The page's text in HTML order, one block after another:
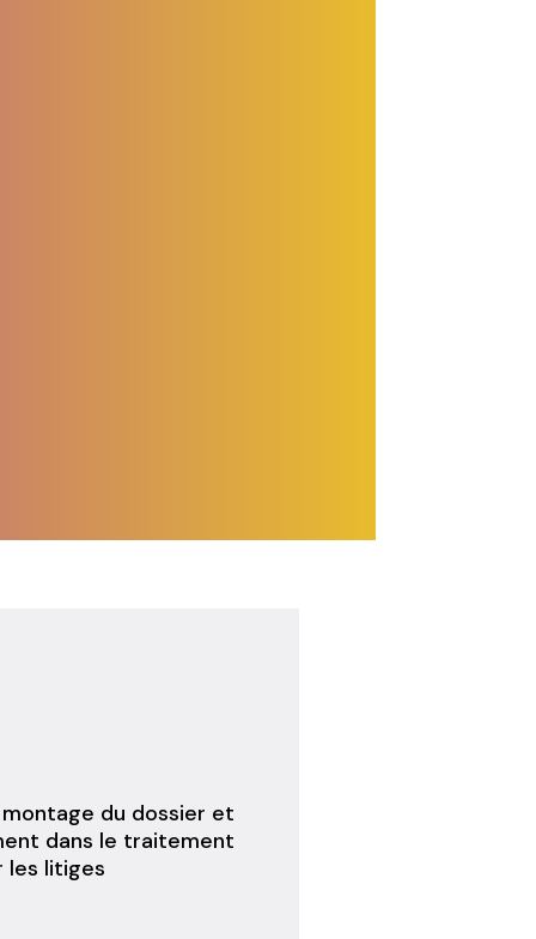
du dossier et
dans le traitement
les litiges